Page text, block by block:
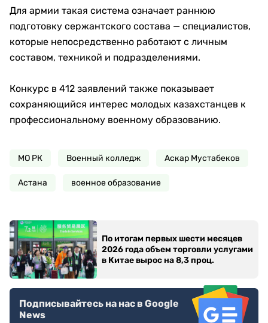
Для армии такая система означает раннюю
подготовку сержантского состава — специалистов,
которые непосредственно работают с личным
составом, техникой и подразделениями.
Конкурс в 412 заявлений также показывает
сохраняющийся интерес молодых казахстанцев к
профессиональному военному образованию.
МО РК Военный колледж Аскар Мустабеков
Астана военное образование
По итогам первых шести месяцев
2026 года объем торговли услугами
в Китае вырос на 8,3 проц.
Подписывайтесь на нас в Google
News